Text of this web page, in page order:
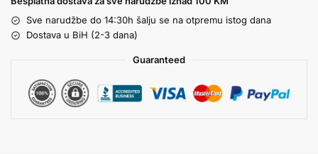
Sve narudžbe do 14:30h šalju se na otpremu istog dana
Dostava u BiH (2-3 dana)
Guaranteed